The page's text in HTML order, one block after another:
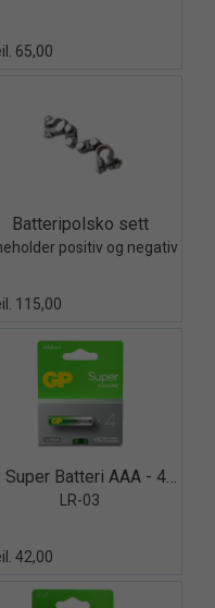
65,00
Quick View+
Batteripolsko sett
positiv og negativ
115,00
Quick View+ GP Super Batteri AAA - 4stk
LR-03
42,00